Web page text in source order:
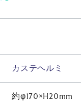
カステヘルミ
約φ170×H20mm